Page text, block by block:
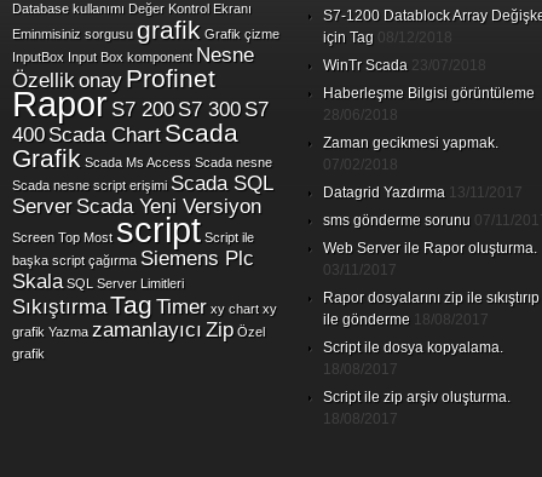
Database kullanımı Değer Kontrol Ekranı
Eminmisiniz sorgusu grafik Grafik çizme
InputBox Input Box komponent Nesne
Özellikonay Profinet
Rapor S7 200 S7 300 S7
400 Scada Chart Scada
Grafik Scada Ms Access Scada nesne
Scada nesne script erişimi Scada SQL
Server Scada Yeni Versiyon
Screen Top Most script Script ile
başka script çağırma Siemens Plc
Skala SQL Server Limitleri
SıkıştırmaTag Timer xy chart xy
grafik Yazma zamanlayıcı Zip Özel
grafik
S7-1200 Datablock Array
için Tag 08/12/2018
WinTr Scada 23/07/2018
Haberleşme Bilgisi görüntüleme
28/06/2018
Zaman gecikmesi yapmak.
07/02/2018
Datagrid Yazdırma 13/11/2017
sms gönderme sorunu 07/11/
Web Server ile Rapor oluşturma.
03/11/2017
Rapor dosyalarını zip ile
ile gönderme 18/08/2017
Script ile dosya kopyalama.
18/08/2017
Script ile zip arşiv oluşturma.
18/08/2017